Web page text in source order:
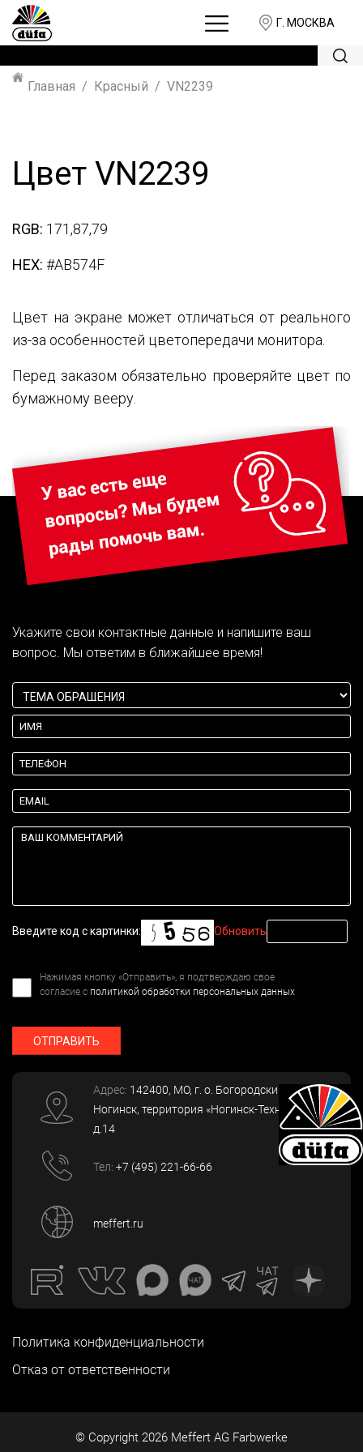
Г. МОСКВА
Главная Красный VN2239
Цвет VN2239
RGB: 171,87,79
HEX: #AB574F
Цвет на экране может отличаться от реального
из-за особенностей цветопередачи монитора.
Перед заказом обязательно проверяйте цвет по
бумажному вееру.
Укажите свои контактные данные и напишите ваш
вопрос. Мы ответим в ближайшее время!
Введите код с картинки: Обновить
Нажимая кнопку «Отправить», я подтверждаю свое
согласие с политикой обработки персональных данных
ОТПРАВИТЬ
Адрес: 142400, МО, г. о. Богородский, г.
Ногинск, территория «Ногинск-Технопарк»,
д.14
Тел: +7 (495) 221-66-66
meffert.ru
Политика конфиденциальности
Отказ от ответственности
© Copyright 2026 Meffert AG Farbwerke